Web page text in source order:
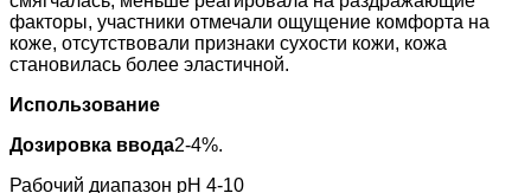
факторы, участники отмечали ощущение комфорта на
коже, отсутствовали признаки сухости кожи, кожа
становилась более эластичной.
Использование
Дозировка ввода2-4%.
Рабочий диапазон рН 4-10